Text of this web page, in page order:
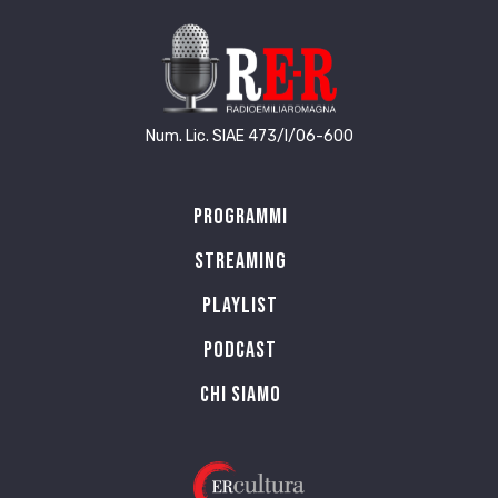
Num. Lic. SIAE 473/I/06-600
Programmi
Streaming
Playlist
PODCAST
Chi siamo